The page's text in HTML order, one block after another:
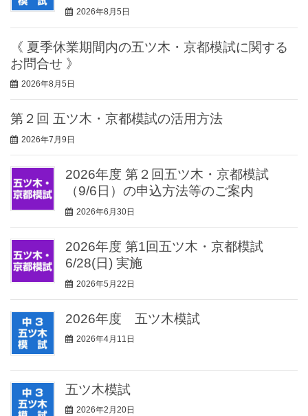
2026年8月5日
《 夏季休業期間内の五ツ木・京都模試に関する
お問合せ 》
2026年8月5日
第２回 五ツ木・京都模試の活用方法
2026年7月9日
2026年度 第２回五ツ木・京都模試
（9/6日）の申込方法等のご案内
2026年6月30日
2026年度 第1回五ツ木・京都模試
6/28(日) 実施
2026年5月22日
2026年度 五ツ木模試
2026年4月11日
五ツ木模試
2026年2月20日